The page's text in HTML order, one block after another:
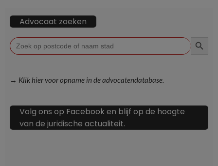
Advocaat zoeken
Zoek
naar:
→ Klik hier voor opname in de advocatendatabase.
Volg ons op Facebook en blijf op de hoogte
van de juridische actualiteit.